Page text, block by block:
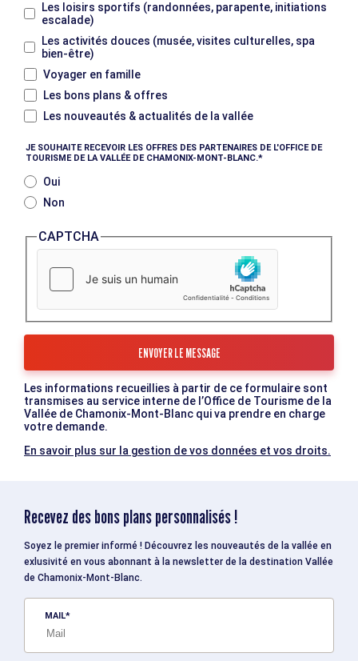
Les loisirs sportifs (randonnées, parapente, initiations
escalade)
Les activités douces (musée, visites culturelles, spa
bien-être)
Voyager en famille
Les bons plans & offres
Les nouveautés & actualités de la vallée
JE SOUHAITE RECEVOIR LES OFFRES DES PARTENAIRES DE L'OFFICE DE
TOURISME DE LA VALLÉE DE CHAMONIX-MONT-BLANC.
Oui
Non
CAPTCHA
Les informations recueillies à partir de ce formulaire sont
transmises au service interne de l’Office de Tourisme de la
Vallée de Chamonix-Mont-Blanc qui va prendre en charge
votre demande.
En savoir plus sur la gestion de vos données et vos droits.
Recevez des bons plans personnalisés !
Soyez le premier informé ! Découvrez les nouveautés de la vallée en
exlusivité en vous abonnant à la newsletter de la destination Vallée
de Chamonix-Mont-Blanc.
MAIL